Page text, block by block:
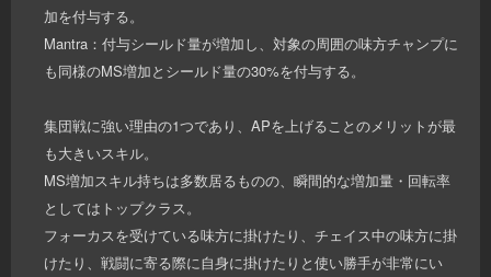
加を付与する。
Mantra：付与シールド量が増加し、対象の周囲の味方チャンプに
も同様のMS増加とシールド量の30%を付与する。
集団戦に強い理由の1つであり、APを上げることのメリットが最
も大きいスキル。
MS増加スキル持ちは多数居るものの、瞬間的な増加量・回転率
としてはトップクラス。
フォーカスを受けている味方に掛けたり、チェイス中の味方に掛
けたり、戦闘に寄る際に自身に掛けたりと使い勝手が非常にい